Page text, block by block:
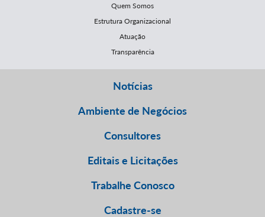
Quem Somos
Estrutura Organizacional
Atuação
Transparência
Notícias
Ambiente de Negócios
Consultores
Editais e Licitações
Trabalhe Conosco
Cadastre-se